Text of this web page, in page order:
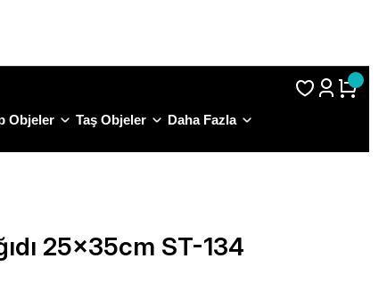
Objeler Taş Objeler Daha Fazla
25x35cm ST-134